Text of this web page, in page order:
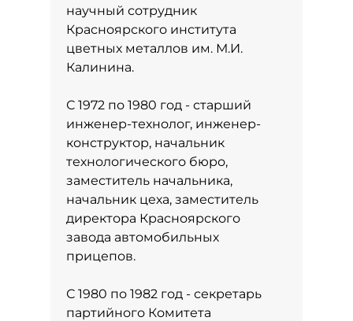
научный сотрудник
Красноярского института
цветных металлов им. М.И.
Калинина.
С 1972 по 1980 год - старший
инженер-технолог, инженер-
конструктор, начальник
технологического бюро,
заместитель начальника,
начальник цеха, заместитель
директора Красноярского
завода автомобильных
прицепов.
С 1980 по 1982 год - секретарь
партийного Комитета